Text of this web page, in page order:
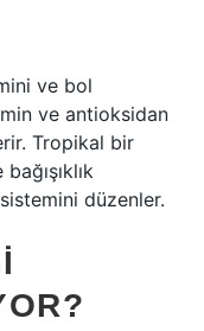
ve bol
ve antioksidan
Tropikal bir
düzenler.